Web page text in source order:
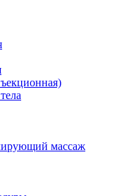
массаж